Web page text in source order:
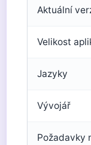
Aktuální
Velikost
Jazyky
Vývojář
Požadavky